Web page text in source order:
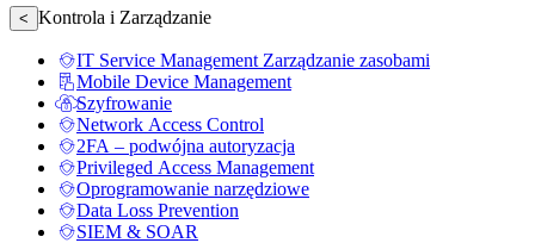
< Kontrola i Zarządzanie
IT Service Management Zarządzanie zasobami
Mobile Device Management
Szyfrowanie
Network Access Control
2FA – podwójna autoryzacja
Privileged Access Management
Oprogramowanie narzędziowe
Data Loss Prevention
SIEM & SOAR